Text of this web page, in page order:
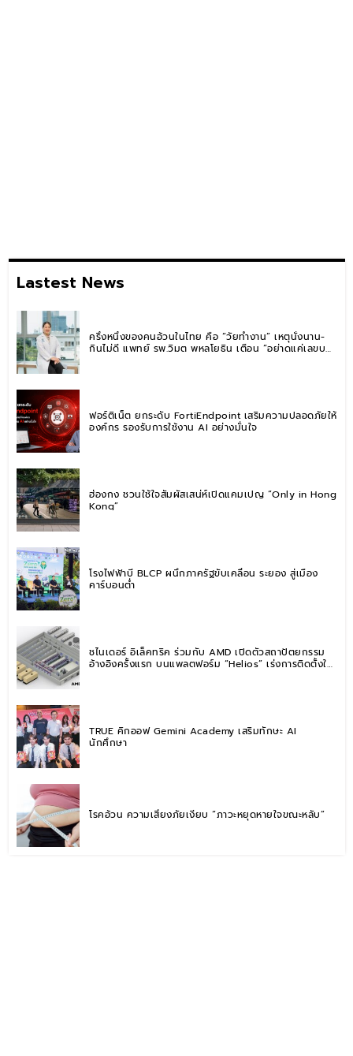
Lastest News
ครึ่งหนึ่งของคนอ้วนในไทย คือ “วัยทำงาน” เหตุนั่งนาน-
กินไม่ดี แพทย์ รพ.วิมุต พหลโยธิน เตือน “อย่าดูแค่เลขบน
ฟอร์ติเน็ต ยกระดับ FortiEndpoint เสริมความปลอดภัยให้
องค์กร รองรับการใช้งาน AI อย่างมั่นใจ
ฮ่องกง ชวนใช้ใจสัมผัสเสน่ห์เปิดแคมเปญ “Only in Hong
Kong”
โรงไฟฟ้าบี BLCP ผนึกภาครัฐขับเคลื่อน ระยอง สู่เมือง
คาร์บอนต่ำ
ชไนเดอร์ อิเล็คทริค ร่วมกับ AMD เปิดตัวสถาปัตยกรรม
อ้างอิงครั้งแรก บนแพลตฟอร์ม “Helios” เร่งการติดตั้งใช้
TRUE คิกออฟ Gemini Academy เสริมทักษะ AI
นักศึกษา
โรคอ้วน ความเสี่ยงภัยเงียบ “ภาวะหยุดหายใจขณะหลับ”